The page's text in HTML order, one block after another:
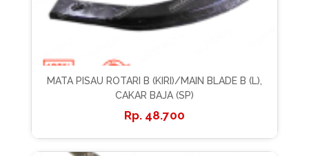
MATA PISAU ROTARI B (KIRI)/MAIN BLADE B (L),
CAKAR BAJA (SP)
48.700